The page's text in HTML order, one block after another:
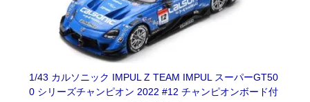
1/43 カルソニック IMPUL Z TEAM IMPUL スーパーGT50
0 シリーズチャンピオン 2022 #12 チャンピオンボード付